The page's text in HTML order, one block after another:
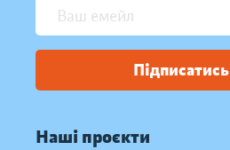
Підписатись
Наші проєкти